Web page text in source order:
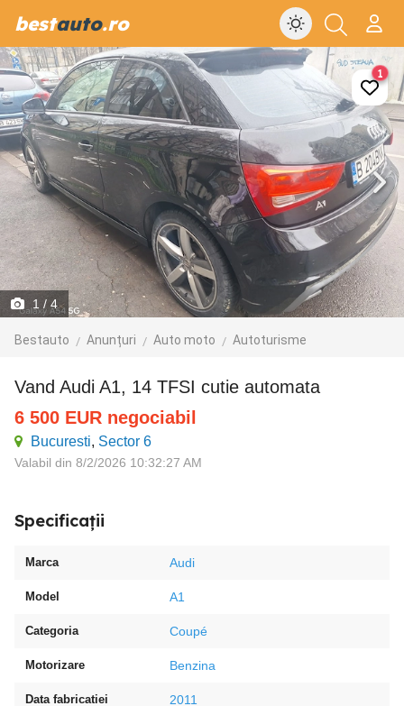
bestauto.ro
1 / 4
Bestauto Anunțuri Auto moto Autoturisme
1
Vand Audi A1, 14 TFSI cutie automata
6 500 EUR negociabil
Bucuresti, Sector 6
Valabil din 8/2/2026 10:32:27 AM
Specificații
Marca Audi
Model A1
Categoria Coupé
Motorizare Benzina
Data fabricatiei 2011